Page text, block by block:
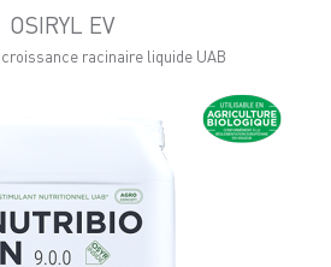
OSIRYL EV
racinaire liquide UAB